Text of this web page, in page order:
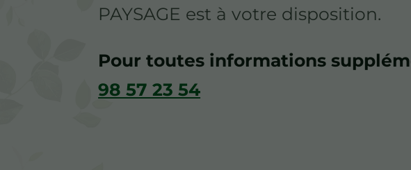
PAYSAGE est à votre disposition.
Pour toutes informations
98 57 23 54